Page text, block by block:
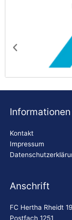
AP
Informationen
Kontakt
Impressum
Anschrift
FC Hertha Rheidt
Postfach 1251